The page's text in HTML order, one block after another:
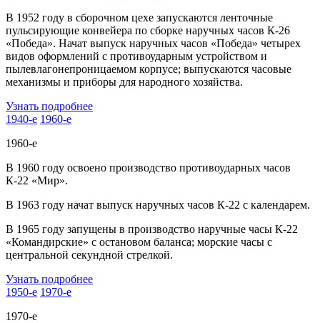
В 1952 году в сборочном цехе запускаются ленточные
пульсирующие конвейера по сборке наручных часов К-26
«Победа». Начат выпуск наручных часов «Победа» четырех
видов оформлений с противоударным устройством и
пылевлагонепроницаемом корпусе; выпускаются часовые
механизмы и приборы для народного хозяйства.
Узнать подробнее
1940-е 1960-е
1960-е
В 1960 году освоено производство противоударных часов
К-22 «Мир».
В 1963 году начат выпуск наручных часов К-22 с календарем.
В 1965 году запущены в производство наручные часы К-22
«Командирские» с остановом баланса; морские часы с
центральной секундной стрелкой.
Узнать подробнее
1950-е 1970-е
1970-е